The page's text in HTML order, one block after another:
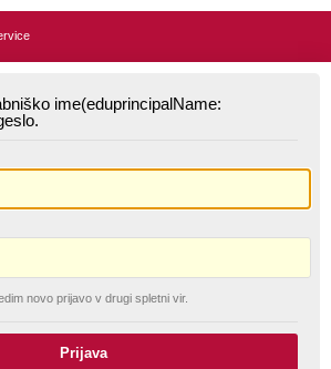
ime(eduprincipalName:
novo prijavo v drugi spletni vir.